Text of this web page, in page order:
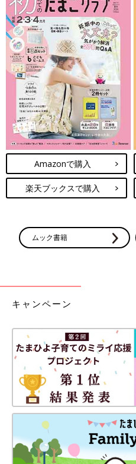
Amazonで購入
楽天ブックスで購入
ムック書籍
キャンペーン